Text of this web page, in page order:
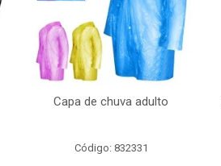
Capa de chuva adulto
Código: 832331